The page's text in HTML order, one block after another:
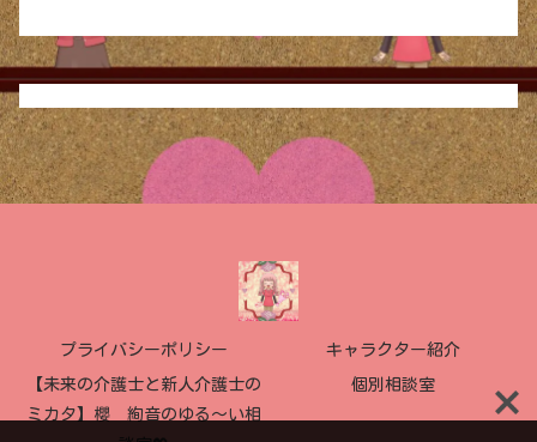
プライバシーポリシー キャラクター紹介
【未来の介護士と新人介護士の
ミカタ】櫻 絢音のゆる〜い相
個別相談室